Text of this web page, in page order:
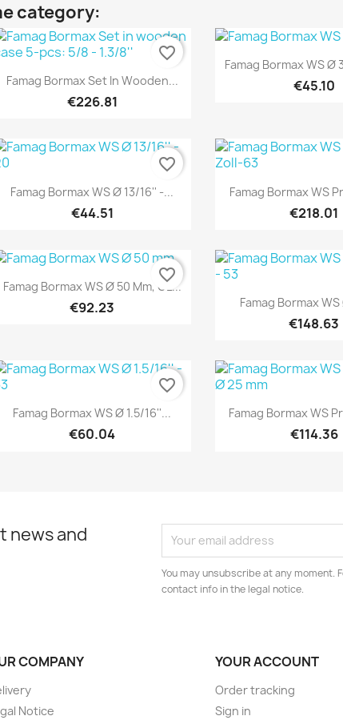
category:
Quick view
Famag Bormax Set In Wooden...
€226.81
favorite_border Quick
Famag Bormax WS Ø
€45.10
Quick view
Famag Bormax WS Ø 13/16'' -...
€44.51
favorite_border
Quick
Famag Bormax WS
€218.01
Quick view
Famag Bormax WS Ø 50 Mm, GL...
€92.23
favorite_border
Quick
Famag Bormax
€148.63
Quick view
Famag Bormax WS Ø 1.5/16''...
€60.04
favorite_border
Quick
Famag Bormax WS
€114.36
news and
You may unsubscribe at any moment.
contact info in the legal notice.
COMPANY
Notice
YOUR ACCOUNT
Order tracking
Sign in